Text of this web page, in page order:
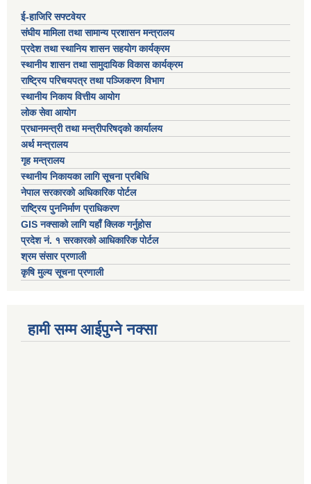
ई-हाजिरि सफ्टवेयर
संघीय मामिला तथा सामान्य प्रशासन मन्त्रालय
प्रदेश तथा स्थानिय शासन सहयोग कार्यक्रम
स्थानीय शासन तथा सामुदायिक विकास कार्यक्रम
राष्ट्रिय परिचयपत्र तथा पञ्जिकरण विभाग
स्थानीय निकाय वित्तीय आयोग
लोक सेवा आयोग
प्रधानमन्त्री तथा मन्त्रीपरिषद्को कार्यालय
अर्थ मन्त्रालय
गृह मन्त्रालय
स्थानीय निकायका लागि सूचना प्रबिधि
नेपाल सरकारको अधिकारिक पोर्टल
राष्ट्रिय पुननिर्माण प्राधिकरण
GIS नक्साको लागि यहाँ क्लिक गर्नुहोस
प्रदेश नं. १ सरकारको आधिकारिक पोर्टल
श्रम संसार प्रणाली
कृषि मुल्य सूचना प्रणाली
हामी सम्म आईपुग्ने नक्सा